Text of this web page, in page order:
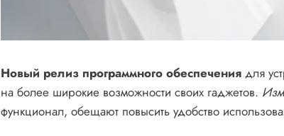
Новый релиз программного обеспечениядля
на более широкие возможности своих гаджетов.
функционал, обещают повысить удобство